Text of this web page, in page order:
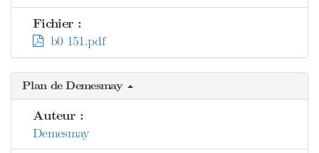
Fichier :
b0 151.pdf
Plan de Demesmay
Auteur :
Demesmay